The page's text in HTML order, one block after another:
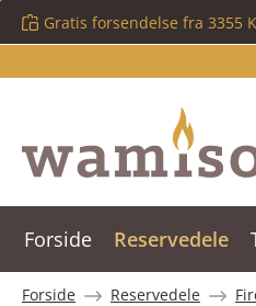
til hovedindhold
Spring til søgning
Gå til hovednavigation
Gratis forsendelse fra 3355
Forside Reservedele
Forside Reservedele